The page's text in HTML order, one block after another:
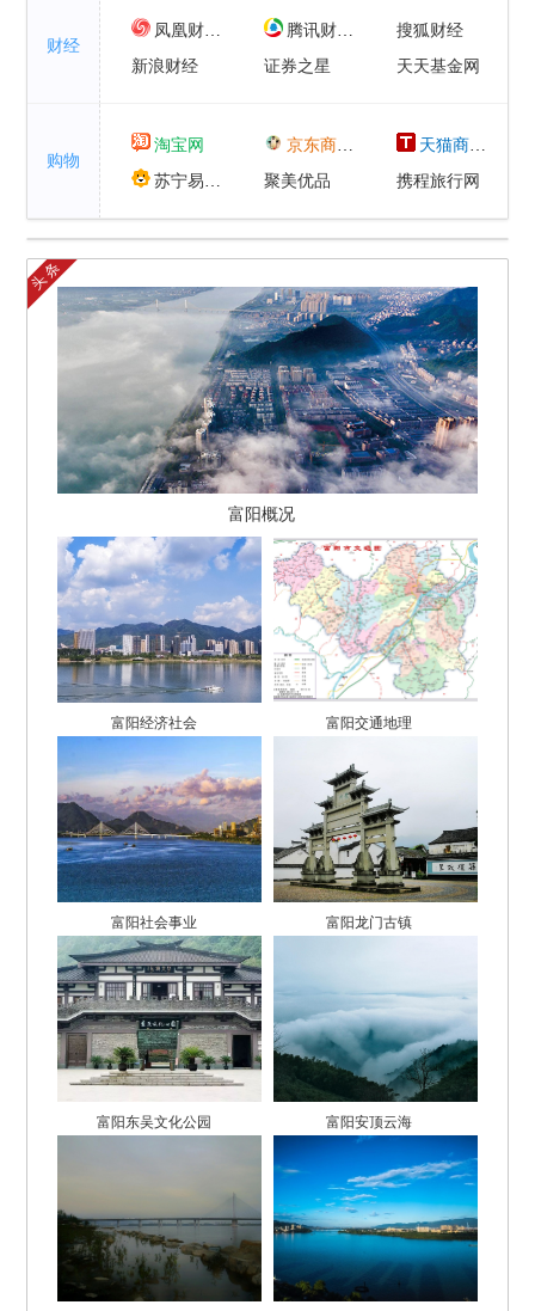
虾米音乐
财经
凤凰财经 腾讯财经
搜狐财经
新浪财经
证券之星
天天基金网
东方财富网
购物
淘宝网 京东商城
天猫商城
苏宁易购
聚美优品
携程旅行网
国美
网易严选
唯品会
头条
富阳概况
富阳经济社会 富阳交通地理
富阳社会事业 富阳龙门古镇
富阳东吴文化公园 富阳安顶云海